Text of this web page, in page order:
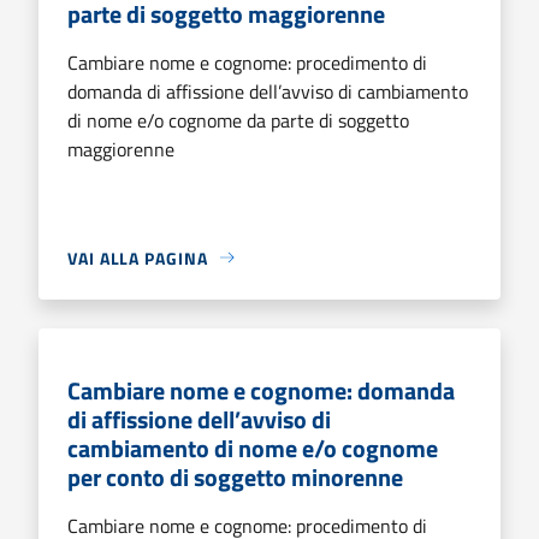
parte di soggetto maggiorenne
Cambiare nome e cognome: procedimento di
domanda di affissione dell’avviso di cambiamento
di nome e/o cognome da parte di soggetto
maggiorenne
VAI ALLA PAGINA
Cambiare nome e cognome: domanda
di affissione dell’avviso di
cambiamento di nome e/o cognome
per conto di soggetto minorenne
Cambiare nome e cognome: procedimento di